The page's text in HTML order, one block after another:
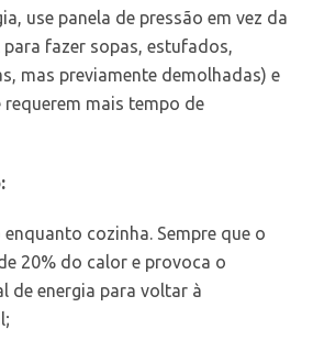
use panela de pressão em vez da
fazer sopas, estufados,
mas previamente demolhadas) e
mais tempo de
cozinha. Sempre que o
20% do calor e provoca o
de energia para voltar à